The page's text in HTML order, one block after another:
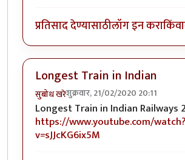
प्रतिसाद देण्यासाठीलॉग इन कराकिंवा
Longest Train in Indian
सुबोध खरेशुक्रवार, 21/02/2020 20:11
Longest Train in Indian Railways
https://www.youtube.com/watch?
v=sJJcKG6ix5M